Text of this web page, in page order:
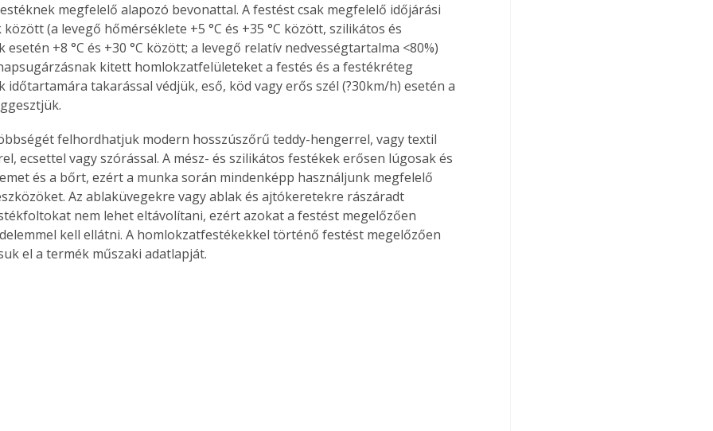
az
Old
új,
egyedi
Együtt jobban megéri!
Bővebb információ itt!
Együtt jobban megéri! A
könyvek tetszőleges
párosítással kedvezményes
áron, 0 Ft postaköltséggel
megrendelhetők!
megfelelő alapozó bevonattal. A festést csak megfelelő időjárási
(a levegő hőmérséklete +5 °C és +35 °C között, szilikátos és
esetén +8 °C és +30 °C között; a levegő relatív nedvességtartalma <80%)
kitett homlokzatfelületeket a festés és a festékréteg
időtartamára takarással védjük, eső, köd vagy erős szél (?30km/h) esetén a
ecsettel vagy szórással. A mész- és szilikátos festékek erősen lúgosak és
és a bőrt, ezért a munka során mindenképp használjunk megfelelő
Az ablaküvegekre vagy ablak és ajtókeretekre rászáradt
nem lehet eltávolítani, ezért azokat a festést megelőzően
kell ellátni. A homlokzatfestékekkel történő festést megelőzően
el a termék műszaki adatlapját.